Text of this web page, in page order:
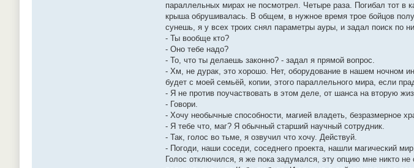
параллельных мирах не посмотрел. Четыре раза. Погибал тот в
крыша обрушивалась. В общем, в нужное время трое бойцов
сунешь, я у всех троих снял параметры ауры, и задал поиск по
- Ты вообще кто?
- Оно тебе надо?
- То, что ты делаешь законно? - задал я прямой вопрос.
- Хм, не дурак, это хорошо. Нет, оборудование в нашем ночном
будет с моей семьёй, копии, этого параллельного мира, если
- Я не против поучаствовать в этом деле, от шанса на вторую
- Говори.
- Хочу необычные способности, магией владеть, безразмерное
- Я тебе что, маг? Я обычный старший научный сотрудник.
- Так, голос во тьме, я озвучил что хочу. Действуй.
- Погоди, наши соседи, соседнего проекта, нашли магический
Голос отключился, я же пока задумался, эту опцию мне никто